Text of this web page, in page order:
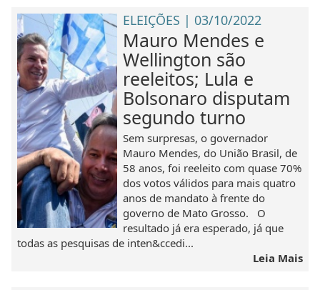
ELEIÇÕES | 03/10/2022
Mauro Mendes e
Wellington são
reeleitos; Lula e
Bolsonaro disputam
segundo turno
Sem surpresas, o governador
Mauro Mendes, do União Brasil, de
58 anos, foi reeleito com quase 70%
dos votos válidos para mais quatro
anos de mandato à frente do
governo de Mato Grosso. O
resultado já era esperado, já que
todas as pesquisas de inten&ccedi...
Leia Mais